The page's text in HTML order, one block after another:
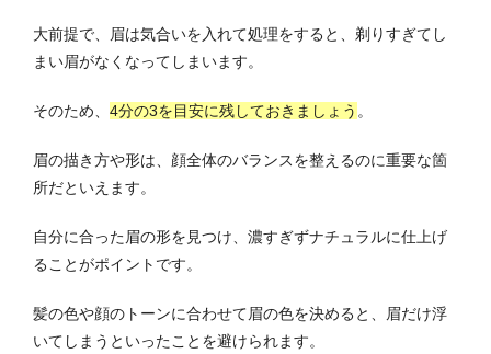
大前提で、眉は気合いを入れて処理をすると、剃りすぎてし
まい眉がなくなってしまいます。
そのため、 4分の3を目安に残しておきましょう 。
眉の描き方や形は、顔全体のバランスを整えるのに重要な箇
所だといえます。
自分に合った眉の形を見つけ、濃すぎずナチュラルに仕上げ
ることがポイントです。
髪の色や顔のトーンに合わせて眉の色を決めると、眉だけ浮
いてしまうといったことを避けられます。